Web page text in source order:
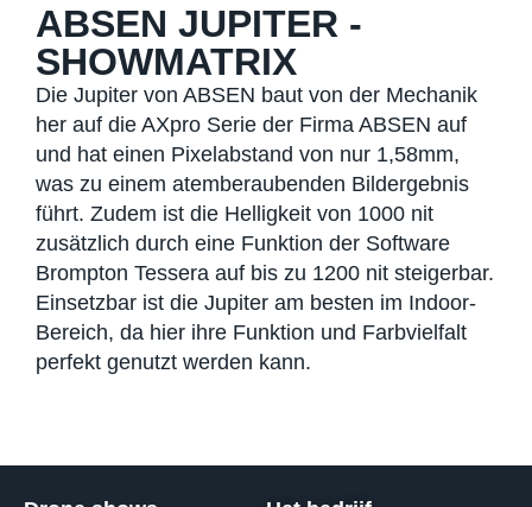
ABSEN JUPITER -
SHOWMATRIX
Die Jupiter von ABSEN baut von der Mechanik
her auf die AXpro Serie der Firma ABSEN auf
und hat einen Pixelabstand von nur 1,58mm,
was zu einem atemberaubenden Bildergebnis
führt. Zudem ist die Helligkeit von 1000 nit
zusätzlich durch eine Funktion der Software
Brompton Tessera auf bis zu 1200 nit steigerbar.
Einsetzbar ist die Jupiter am besten im Indoor-
Bereich, da hier ihre Funktion und Farbvielfalt
perfekt genutzt werden kann.